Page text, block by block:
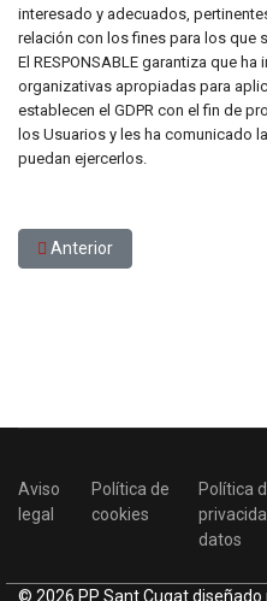
interesado y adecuados,
relación con los fines para los que
El RESPONSABLE garantiza que
organizativas apropiadas para
establecen el GDPR con el fin de
los Usuarios y les ha comunicado
puedan ejercerlos.
Artículo anterior: Política de
Anterior
Aviso
legal
Política de
cookies
Política
datos
© 2026 PP Sant Cugat diseñado